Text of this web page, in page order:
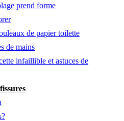
prend forme
de papier toilette
de mains
infaillible et astuces de